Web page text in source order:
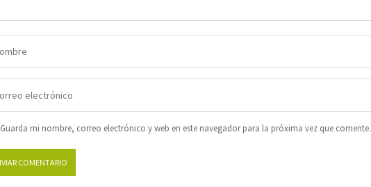
Guarda mi nombre, correo electrónico y web en este navegador para la próxima vez que comente.